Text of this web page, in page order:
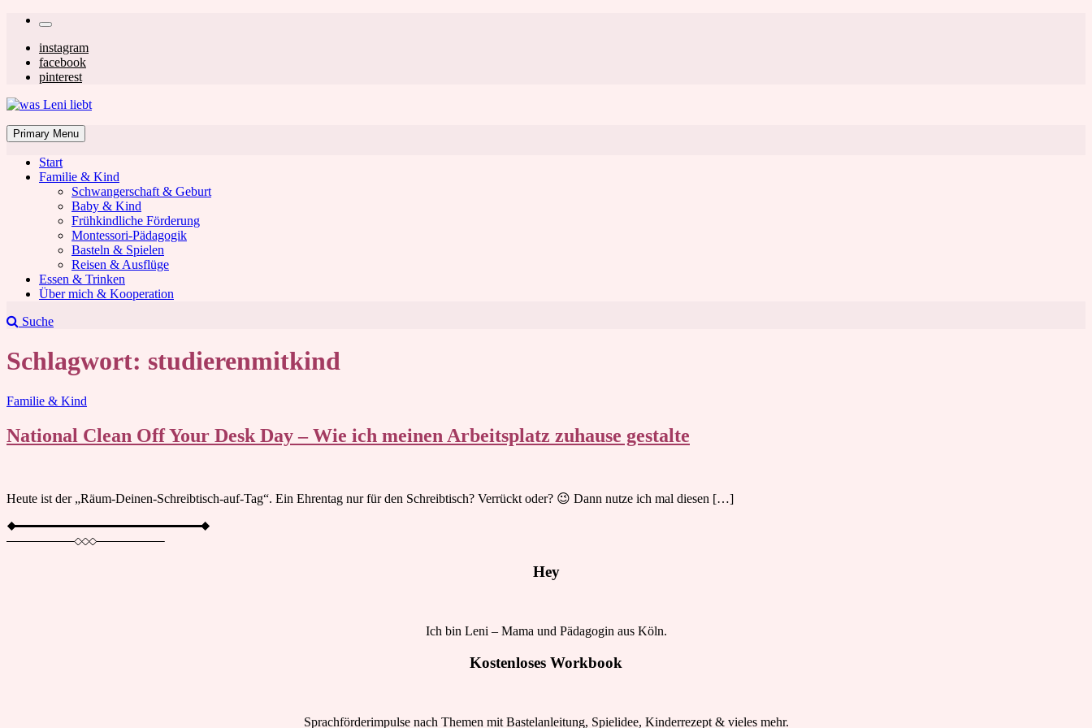
Skip
content
Secondary
left
navigation
Secondary
right
navigation
instagram
facebook
pinterest
was Leni liebt
Mom & Lifestyle Blog
Primary Menu
Start
Familie & Kind
Schwangerschaft & Geburt
Baby & Kind
Frühkindliche Förderung
Montessori-Pädagogik
Basteln & Spielen
Reisen & Ausflüge
Essen & Trinken
Über mich & Kooperation
Suche
Schlagwort: studierenmitkind
Blog
Familie & Kind
National Clean Off Your Desk Day – Wie ich meinen Arbeitsplatz zuhause gestalte
Heute ist der „Räum-Deinen-Schreibtisch-auf-Tag“. Ein Ehrentag nur für den Schreibtisch? Verrückt oder? 😉 Dann nutze ich mal diesen […]
Hey
Ich bin Leni – Mama und Pädagogin aus Köln.
Kostenloses Workbook
Sprachförderimpulse nach Themen mit Bastelanleitung, Spielidee, Kinderrezept & vieles mehr.